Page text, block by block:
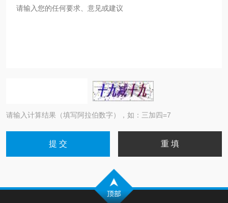
请输入计算结果（填写阿拉伯数字），如：三加四=7